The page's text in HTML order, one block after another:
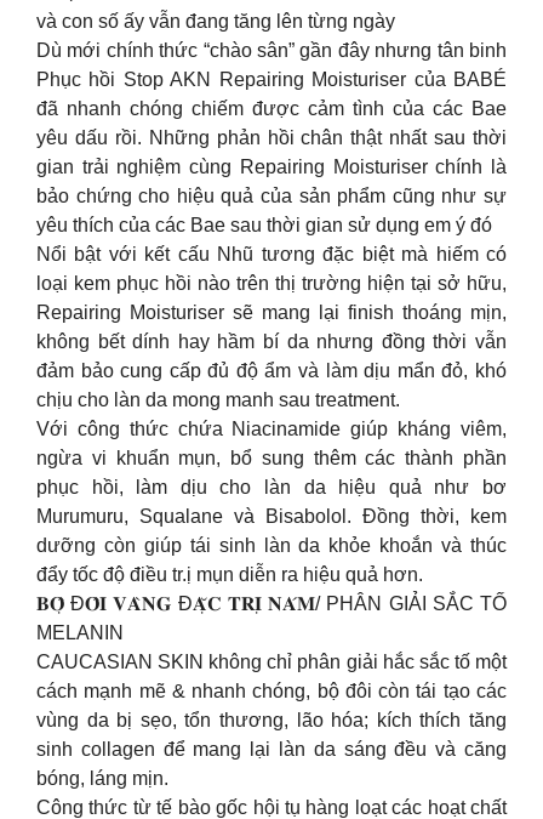
và con số ấy vẫn đang tăng lên từng ngày
Dù mới chính thức “chào sân” gần đây nhưng tân binh
Phục hồi Stop AKN Repairing Moisturiser của BABÉ
đã nhanh chóng chiếm được cảm tình của các Bae
yêu dấu rồi. Những phản hồi chân thật nhất sau thời
gian trải nghiệm cùng Repairing Moisturiser chính là
bảo chứng cho hiệu quả của sản phẩm cũng như sự
yêu thích của các Bae sau thời gian sử dụng em ý đó
Nổi bật với kết cấu Nhũ tương đặc biệt mà hiếm có
loại kem phục hồi nào trên thị trường hiện tại sở hữu,
Repairing Moisturiser sẽ mang lại finish thoáng mịn,
không bết dính hay hầm bí da nhưng đồng thời vẫn
đảm bảo cung cấp đủ độ ẩm và làm dịu mẩn đỏ, khó
chịu cho làn da mong manh sau treatment.
Với công thức chứa Niacinamide giúp kháng viêm,
ngừa vi khuẩn mụn, bổ sung thêm các thành phần
phục hồi, làm dịu cho làn da hiệu quả như bơ
Murumuru, Squalane và Bisabolol. Đồng thời, kem
dưỡng còn giúp tái sinh làn da khỏe khoắn và thúc
đẩy tốc độ điều tr.ị mụn diễn ra hiệu quả hơn.
𝐁𝐎̣̂ Đ𝐎̂𝐈 𝐕𝐀̀𝐍𝐆 Đ𝐀̣̆𝐂 𝐓𝐑𝐈̣ 𝐍𝐀́𝐌/ PHÂN GIẢI SẮC TỐ
MELANIN
CAUCASIAN SKIN không chỉ phân giải hắc sắc tố một
cách mạnh mẽ & nhanh chóng, bộ đôi còn tái tạo các
vùng da bị sẹo, tổn thương, lão hóa; kích thích tăng
sinh collagen để mang lại làn da sáng đều và căng
bóng, láng mịn.
Công thức từ tế bào gốc hội tụ hàng loạt các hoạt chất